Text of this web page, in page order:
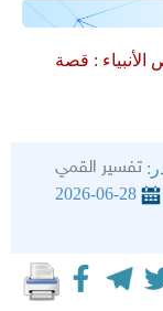
: قصة
تفسير القمي
2026-06-28